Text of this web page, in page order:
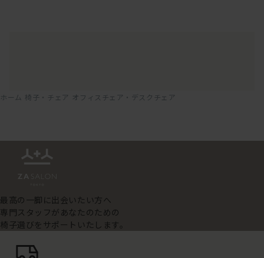
ホーム 椅子・チェア オフィスチェア・デスクチェア
最高の一脚に出会いたい方へ
専門スタッフがあなたのための
椅子選びをサポートいたします。